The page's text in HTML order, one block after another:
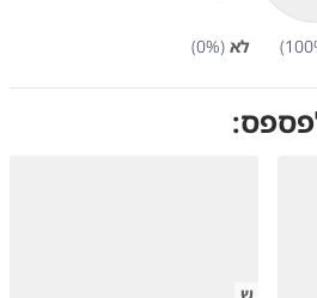
100 לא (
0%)